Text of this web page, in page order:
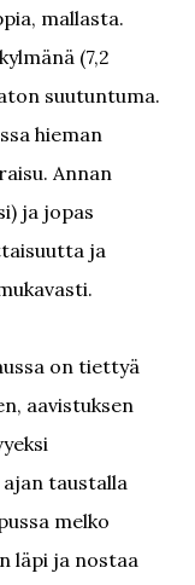
mallasta.
(7,2
suutuntuma.
hieman
Annan
ja jopas
ja
on tiettyä
aavistuksen
taustalla
melko
läpi ja nostaa